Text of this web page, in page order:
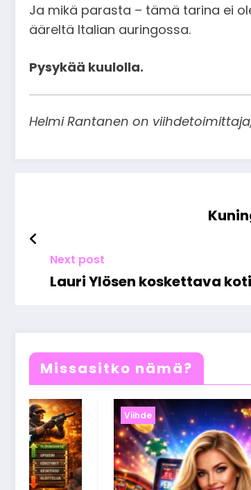
Ja mikä parasta – tämä tarina ei
ääreltä Italian auringossa.
Pysykää kuulolla.
Helmi Rantanen on
Next post
Lauri Ylösen koskettava
Missasitko nämä?
Viihde